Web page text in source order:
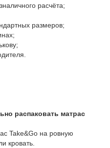
расчёта;
размеров;
распаковать матрас
Take&Go на ровную
кровать.